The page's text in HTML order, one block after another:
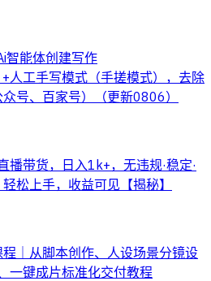
智能体创建写作
人工手写模式（手搓模式），去除
号、百家号）（更新0806）
播带货，日入1k+，无违规·稳定·
松上手，收益可见【揭秘】
｜从脚本创作、人设场景分镜设
一键成片标准化交付教程